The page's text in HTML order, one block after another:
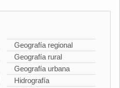
Geografía regional
Geografía rural
Geografía urbana
Hidrografía